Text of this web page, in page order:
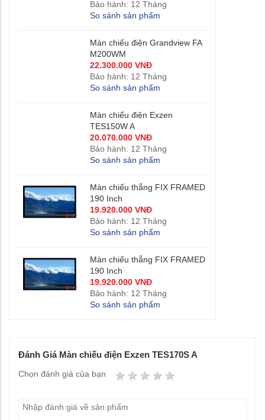
Bảo hành: 12 Tháng
So sánh sản phẩm
Màn chiếu điện Grandview FA
M200WM
22.300.000 VNĐ
Bảo hành: 12 Tháng
So sánh sản phẩm
Màn chiếu điện Exzen
TES150W A
20.070.000 VNĐ
Bảo hành: 12 Tháng
So sánh sản phẩm
Màn chiếu thẳng FIX FRAMED
190 Inch
19.920.000 VNĐ
Bảo hành: 12 Tháng
So sánh sản phẩm
Màn chiếu thẳng FIX FRAMED
190 Inch
19.920.000 VNĐ
Bảo hành: 12 Tháng
So sánh sản phẩm
Đánh Giá Màn chiếu điện Exzen TES170S A
Chọn đánh giá của bạn 4 stars
3 stars
2 stars
1 star